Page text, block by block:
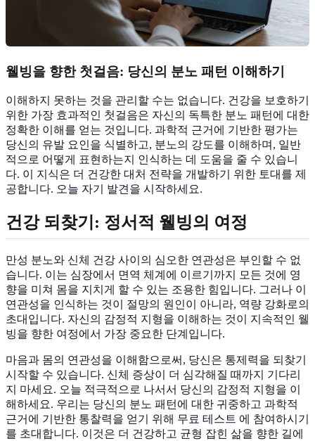
웰빙을 향한 첫걸음: 당신의 분노 패턴 이해하기
이해하지 못하는 것을 관리할 수는 없습니다. 건강을 보호하기
위한 가장 효과적인 첫걸음은 자신의 독특한 분노 패턴에 대한
정확한 이해를 얻는 것입니다. 과학적 근거에 기반한 평가는
당신의 유발 요인을 식별하고, 분노의 강도를 이해하며, 일반
적으로 어떻게 표현하는지 인식하는 데 도움을 줄 수 있습니
다. 이 지식은 더 건강한 대처 전략을 개발하기 위한 토대를 제
공합니다. 오늘 자기 발견을 시작하세요.
건강 되찾기: 정서적 웰빙의 여정
만성 분노와 신체 건강 사이의 심오한 연관성은 부인할 수 없
습니다. 이는 심장에서 면역 체계에 이르기까지 모든 것에 영
향을 미쳐 몸을 지치게 할 수 있는 조용한 힘입니다. 그러나 이
연관성을 인식하는 것이 절망의 원인이 아니라, 역량 강화로의
초대입니다. 자신의 감정적 지형을 이해하는 것이 지속적인 웰
빙을 향한 여정에서 가장 중요한 단계입니다.
마음과 몸의 연관성을 이해함으로써, 당신은 통제력을 되찾기
시작할 수 있습니다. 신체 증상이 더 심각해질 때까지 기다리
지 마세요. 오늘 적극적으로 나서서 당신의 감정적 지형을 이
해하세요. 우리는 당신의 분노 패턴에 대한 귀중하고 과학적
근거에 기반한 통찰력을 얻기 위해 무료 테스트 에 참여하시기
를 초대합니다. 이것은 더 건강하고 균형 잡힌 삶을 향한 길에